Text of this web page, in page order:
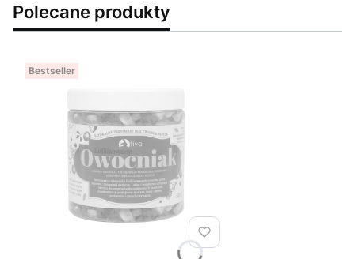
Polecane produkty
Bestseller